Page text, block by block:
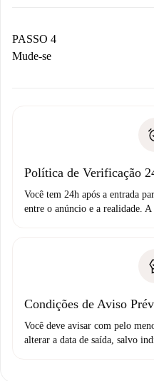
proprietário.
Se recusada: não
Débito direto
PASSO 4
Mude-se
não comunicar nenhum
Política de Verificação
Você tem 24h após a entrada
entre o anúncio e a realidade.
Condições de Aviso
Você deve avisar com pelo
alterar a data de saída, salvo